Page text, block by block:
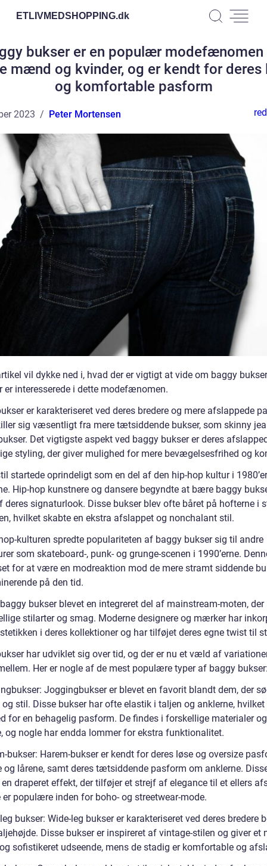
ETLIVMEDSHOPPING.dk
bukser er en populær modefænomen
mænd og kvinder, og er kendt for deres
og komfortable pasform
2023 Peter Mortensen
vil dykke ned i, hvad der er vigtigt at vide om baggy
er interesserede i dette modefænomen.
er karakteriseret ved deres bredere og mere afslappede
sig væsentligt fra mere tætsiddende bukser, som skinny
Det vigtigste aspekt ved baggy bukser er deres
styling, der giver mulighed for mere bevægelsesfrihed og
startede oprindeligt som en del af den hip-hop kultur i
Hip-hop kunstnere og dansere begyndte at bære baggy
deres signaturlook. Disse bukser blev ofte båret på hofterne i
hvilket skabte en ekstra afslappet og nonchalant stil.
kulturen spredte populariteten af baggy bukser sig til andre
som skateboard-, punk- og grunge-scenen i 1990’erne.
for at være en modreaktion mod de mere stramt siddende
på den tid.
bukser blevet en integreret del af mainstream-moten, der
stilarter og smag. Moderne designere og mærker har
i deres kollektioner og har tilføjet deres egne twist til
har udviklet sig over tid, og der er nu et væld af
Her er nogle af de mest populære typer af baggy
Joggingbukser er blevet en favorit blandt dem, der
stil. Disse bukser har ofte elastik i taljen og anklerne, hvilket
for en behagelig pasform. De findes i forskellige materialer og
og nogle har endda lommer for ekstra funktionalitet.
bukser: Harem-bukser er kendt for deres løse og oversize
og lårene, samt deres tætsiddende pasform om anklerne.
draperet effekt, der tilføjer et strejf af elegance til et ellers
er populære inden for boho- og streetwear-mode.
bukser: Wide-leg bukser er karakteriseret ved deres bredere
Disse bukser er inspireret af vintage-stilen og giver et
sofistikeret udseende, mens de stadig er komfortable og